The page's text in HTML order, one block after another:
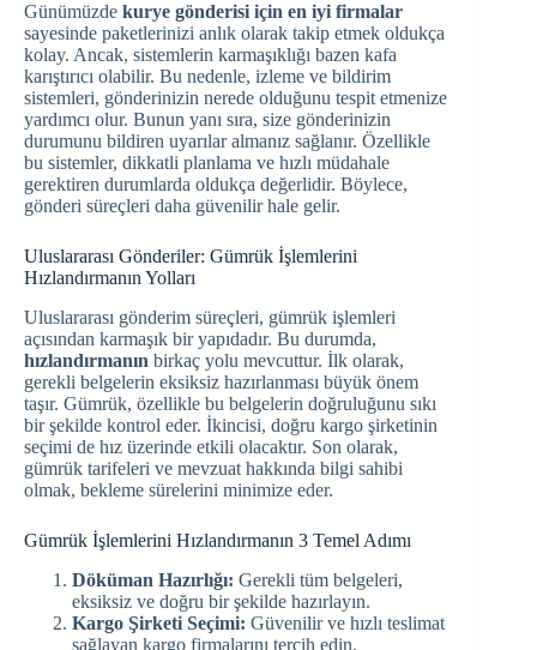
Günümüzde kurye gönderisi için en iyi firmalar
sayesinde paketlerinizi anlık olarak takip etmek oldukça
kolay. Ancak, sistemlerin karmaşıklığı bazen kafa
karıştırıcı olabilir. Bu nedenle, izleme ve bildirim
sistemleri, gönderinizin nerede olduğunu tespit etmenize
yardımcı olur. Bunun yanı sıra, size gönderinizin
durumunu bildiren uyarılar almanız sağlanır. Özellikle
bu sistemler, dikkatli planlama ve hızlı müdahale
gerektiren durumlarda oldukça değerlidir. Böylece,
gönderi süreçleri daha güvenilir hale gelir.
Uluslararası Gönderiler: Gümrük İşlemlerini
Hızlandırmanın Yolları
Uluslararası gönderim süreçleri, gümrük işlemleri
açısından karmaşık bir yapıdadır. Bu durumda,
hızlandırmanın birkaç yolu mevcuttur. İlk olarak,
gerekli belgelerin eksiksiz hazırlanması büyük önem
taşır. Gümrük, özellikle bu belgelerin doğruluğunu sıkı
bir şekilde kontrol eder. İkincisi, doğru kargo şirketinin
seçimi de hız üzerinde etkili olacaktır. Son olarak,
gümrük tarifeleri ve mevzuat hakkında bilgi sahibi
olmak, bekleme sürelerini minimize eder.
Gümrük İşlemlerini Hızlandırmanın 3 Temel Adımı
Döküman Hazırlığı: Gerekli tüm belgeleri,
eksiksiz ve doğru bir şekilde hazırlayın.
Kargo Şirketi Seçimi: Güvenilir ve hızlı teslimat
sağlayan kargo firmalarını tercih edin.